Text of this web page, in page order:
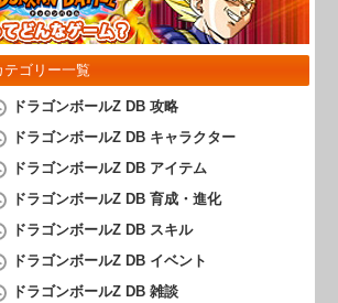
テゴリー一覧
ドラゴンボールZ DB 攻略
ドラゴンボールZ DB キャラクター
ドラゴンボールZ DB アイテム
ドラゴンボールZ DB 育成・進化
ドラゴンボールZ DB スキル
ドラゴンボールZ DB イベント
ドラゴンボールZ DB 雑談